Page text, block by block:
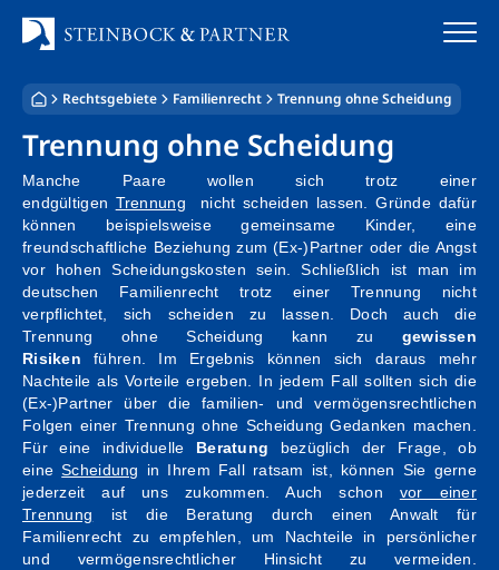
Inhalt
springen
Startseite
Kanzlei
Team
Standorte
Rechtsgebiete
Steuerberatung
Stellenangebote
Kontakt
Rechtsgebiete Familienrecht Trennung ohne Scheidung
Trennung ohne Scheidung
Manche Paare wollen sich trotz einer
endgültigen Trennung nicht scheiden lassen. Gründe dafür
können beispielsweise gemeinsame Kinder, eine
freundschaftliche Beziehung zum (Ex-)Partner oder die Angst
vor hohen Scheidungskosten sein. Schließlich ist man im
deutschen Familienrecht trotz einer Trennung nicht
verpflichtet, sich scheiden zu lassen. Doch auch die
Trennung ohne Scheidung kann zu gewissen
Risiken führen. Im Ergebnis können sich daraus mehr
Nachteile als Vorteile ergeben. In jedem Fall sollten sich die
(Ex-)Partner über die familien- und vermögensrechtlichen
Folgen einer Trennung ohne Scheidung Gedanken machen.
Für eine individuelle Beratung bezüglich der Frage, ob
eineScheidung
in Ihrem Fall ratsam ist, können Sie gerne
jederzeit auf uns zukommen. Auch schon vor einer
Trennung ist die Beratung durch einen Anwalt für
Familienrecht zu empfehlen, um Nachteile in persönlicher
und vermögensrechtlicher Hinsicht zu vermeiden.